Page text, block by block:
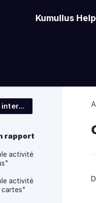
Kumullus
Cibles interactives
rapport
activité
activité
cartes"